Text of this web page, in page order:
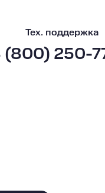
Тех. поддержка
(800) 250-